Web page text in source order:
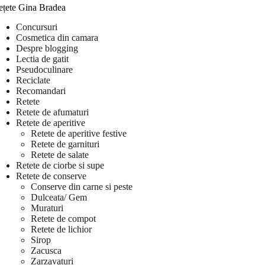
Gina Bradea
Concursuri
Cosmetica din camara
Despre blogging
Lectia de gatit
Pseudoculinare
Reciclate
Recomandari
Retete
Retete de afumaturi
Retete de aperitive
Retete de aperitive festive
Retete de garnituri
Retete de salate
Retete de ciorbe si supe
Retete de conserve
Conserve din carne si peste
Dulceata/ Gem
Muraturi
Retete de compot
Retete de lichior
Sirop
Zacusca
Zarzavaturi